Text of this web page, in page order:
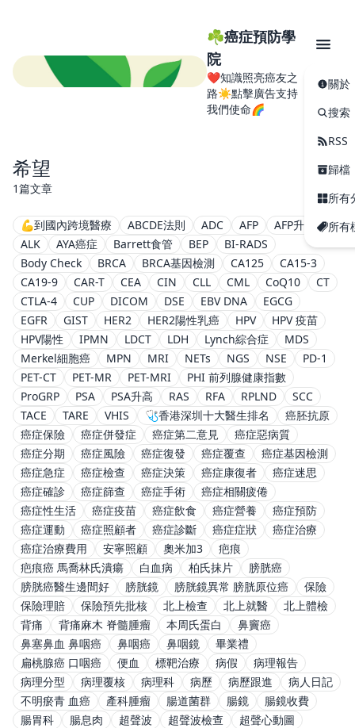
☘️癌症預防學
院
❤️知識照亮癌友之
路☀️點擊廣告支持
我們使命🌈
關於
搜索
RSS
歸檔
所有
所有
希望
1篇文章
💪到國內跨境醫療 ABCDE法則 ADC AFP
AFP升高
ALK
AYA癌症 Barrett食管 BEP
BI-RADS
Body Check
BRCA BRCA基因檢測 CA125
CA15-3
CA19-9
CAR-T CEA CIN CLL CML CoQ10
CT
CTLA-4
CUP DICOM DSE EBV DNA
EGCG
EGFR
GIST HER2 HER2陽性乳癌 HPV
HPV 疫苗
HPV陽性
IPMN LDCT LDH Lynch綜合症
MDS
Merkel細胞癌
MPN MRI NETs NGS NSE
PD-1
PET-CT
PET-MR PET-MRI
PHI 前列腺健康指數
ProGRP
PSA PSA升高 RAS RFA RPLND
SCC
TACE
TARE VHIS 🩺香港深圳十大醫生排名
癌胚抗原
癌症保險
癌症併發症 癌症第二意見
癌症惡病質
癌症分期
癌症風險 癌症復發 癌症覆查
癌症基因檢測
癌症急症
癌症檢查 癌症決策 癌症康復者
癌症迷思
癌症確診
癌症篩查 癌症手術
癌症相關疲倦
癌症性生活
癌症疫苗 癌症飲食 癌症營養
癌症預防
癌症運動
癌症照顧者 癌症診斷 癌症症狀
癌症治療
癌症治療費用
安寧照顧 奧米加3
疤痕
疤痕癌 馬喬林氏潰瘍
白血病 柏氏抹片
膀胱癌
膀胱癌醫生邊間好
膀胱鏡 膀胱鏡異常 膀胱原位癌
保險
保險理賠
保險預先批核 北上檢查 北上就醫
北上體檢
背痛
背痛麻木 脊髓腫瘤 本周氏蛋白
鼻竇癌
鼻塞鼻血 鼻咽癌
鼻咽癌 鼻咽鏡
畢業禮
扁桃腺癌 口咽癌
便血 標靶治療 病假
病理報告
病理分型
病理覆核 病理科 病歷 病歷跟進
病人日記
不明瘀青 血癌
產科腫瘤 腸道菌群 腸鏡
腸鏡收費
腸胃科
腸息肉 超聲波 超聲波檢查
超聲心動圖